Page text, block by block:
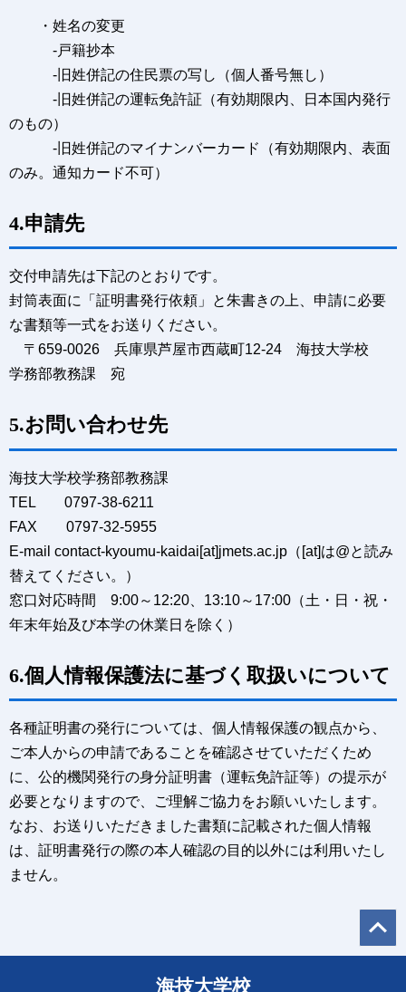
・姓名の変更
-戸籍抄本
-旧姓併記の住民票の写し（個人番号無し）
-旧姓併記の運転免許証（有効期限内、日本国内発行
のもの）
-旧姓併記のマイナンバーカード（有効期限内、表面
のみ。通知カード不可）
4.申請先
交付申請先は下記のとおりです。
封筒表面に「証明書発行依頼」と朱書きの上、申請に必要
な書類等一式をお送りください。
〒659-0026 兵庫県芦屋市西蔵町12-24 海技大学校
学務部教務課 宛
5.お問い合わせ先
海技大学校学務部教務課
TEL 0797-38-6211
FAX 0797-32-5955
E-mail contact-kyoumu-kaidai[at]jmets.ac.jp（[at]は@と読み
替えてください。）
窓口対応時間 9:00～12:20、13:10～17:00（土・日・祝・
年末年始及び本学の休業日を除く）
6.個人情報保護法に基づく取扱いについて
各種証明書の発行については、個人情報保護の観点から、
ご本人からの申請であることを確認させていただくため
に、公的機関発行の身分証明書（運転免許証等）の提示が
必要となりますので、ご理解ご協力をお願いいたします。
なお、お送りいただきました書類に記載された個人情報
は、証明書発行の際の本人確認の目的以外には利用いたし
ません。
海技大学校